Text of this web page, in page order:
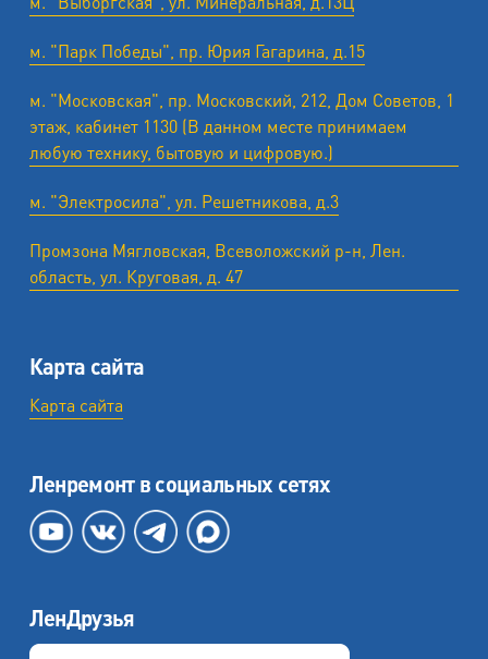
м. "Парк Победы", пр. Юрия Гагарина, д.15
м. "Московская", пр. Московский, 212, Дом Советов, 1
этаж, кабинет 1130 (В данном месте принимаем
любую технику, бытовую и цифровую.)
м. "Электросила", ул. Решетникова, д.3
Промзона Мягловская, Всеволожский р-н, Лен.
область, ул. ​Круговая, д. 47
Карта сайта
Карта сайта
Ленремонт в социальных сетях
ЛенДрузья